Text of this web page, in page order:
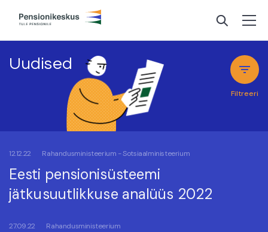
Uudised
Filtreeri
12.12.22 Rahandusministeerium - Sotsiaalministeerium
Eesti pensionisüsteemi
jätkusuutlikkuse analüüs 2022
27.09.22 Rahandusministeerium